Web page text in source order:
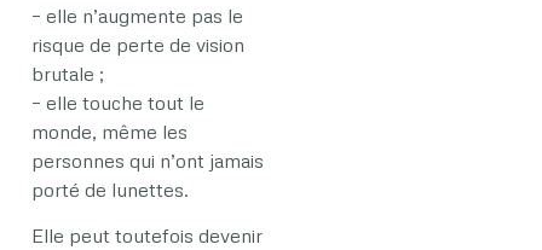
– elle n’augmente pas le
risque de perte de vision
brutale ;
– elle touche tout le
monde, même les
personnes qui n’ont jamais
porté de lunettes.
Elle peut toutefois devenir